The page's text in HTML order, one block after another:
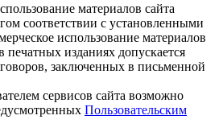
материалов сайта
соответствии с установленными
использование материалов
печатных изданиях допускается
заключенных в письменной
сервисов сайта возможно
Пользовательским